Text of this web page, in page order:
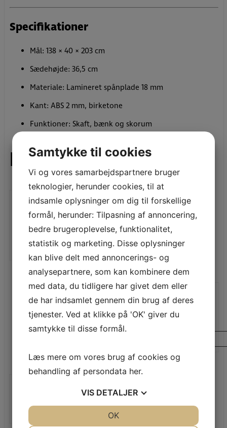
Specifikationer
Mål: 138 × 40 × 203 cm
Sædehøjde: 36,5 cm
Materiale: Lamineret spånplade 18 mm
Kant: ABS 2 mm, birketone
Funktioner: Skaft, bænk og skorum
Relaterede varer
Væggarderobe – Dobbelt
2.620,00DKK–6.555,00DKK
LÆS MERE
Skohylde med rist
6.020,00DKK
Garderobe – Mega Lux
Samtykke til cookies
Vi og vores samarbejdspartnere bruger
teknologier, herunder cookies, til at
indsamle oplysninger om dig til forskellige
formål, herunder: Tilpasning af annoncering,
bedre brugeroplevelse, funktionalitet,
statistik og marketing. Disse oplysninger
kan blive delt med annoncerings- og
analysepartnere, som kan kombinere dem
med data, du tidligere har givet dem eller
de har indsamlet gennem din brug af deres
tjenester. Ved at klikke på 'OK' giver du
samtykke til disse formål.
Læs mere om vores brug af cookies og
behandling af persondata her.
VIS DETALJER
OK